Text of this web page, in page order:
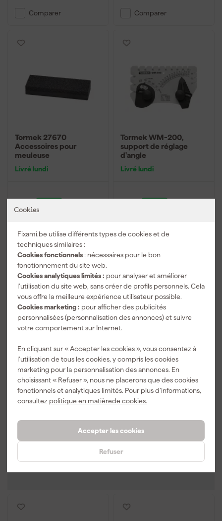
Cookies
Fixami.be utilise différents types de cookies et de
techniques similaires :
Cookies fonctionnels : nécessaires pour le bon
fonctionnement du site web.
Cookies analytiques limités : pour analyser et améliorer
l’utilisation du site web, sans créer de profils personnels. Cela
vous offre la meilleure expérience utilisateur possible.
Cookies marketing : pour afficher des publicités
personnalisées (personnalisation des annonces) et suivre
votre comportement sur Internet.
En cliquant sur « Accepter les cookies », vous consentez à
l’utilisation de tous les cookies, y compris les cookies
marketing pour la personnalisation des annonces. En
choisissant « Refuser », nous ne placerons que des cookies
fonctionnels et analytiques limités. Pour plus d’informations,
consultez politique en matièrede cookies.
Accepter les cookies
Refuser
Comparer Comparer
Tormek 27670
Accessoires pour
meuleuse
Livré lundi
32,37
Comparer
Tormek WM-200,
support de réglage
d'angle
Livré lundi
Comparer
Tormek 27705
Accessoires pour
meuleuse
Livré lundi
TTC
Tormek 27550
Accessoires pour
meuleuse
Livré lundi
338,49